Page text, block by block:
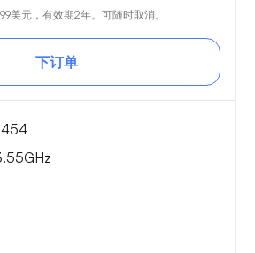
美元，有效期2年。可随时取消。
下订单